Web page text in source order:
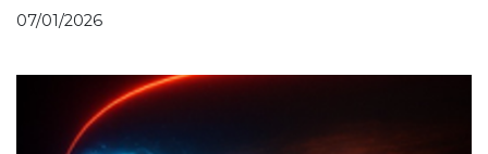
07/01/2026